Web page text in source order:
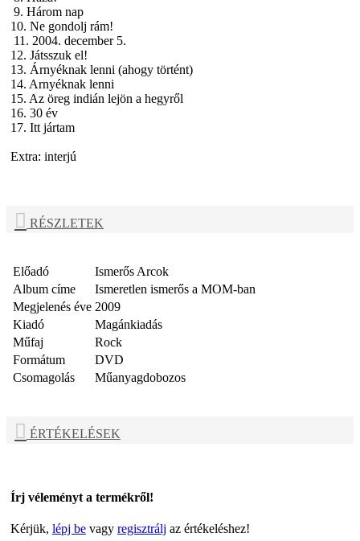
9. Három nap
10. Ne gondolj rám!
11. 2004. december 5.
12. Játsszuk el!
13. Árnyéknak lenni (ahogy történt)
14. Arnyéknak lenni
15. Az öreg indián lejön a hegyről
16. 30 év
17. Itt jártam
Extra: interjú
RÉSZLETEK
Előadó
Ismerős Arcok
Album címe
Ismeretlen ismerős a MOM-ban
Megjelenés éve 2009
Kiadó
Magánkiadás
Műfaj
Rock
Formátum
DVD
Csomagolás
Műanyagdobozos
ÉRTÉKELÉSEK
Írj véleményt a termékről!
Kérjük, lépj be vagy regisztrálj az értékeléshez!